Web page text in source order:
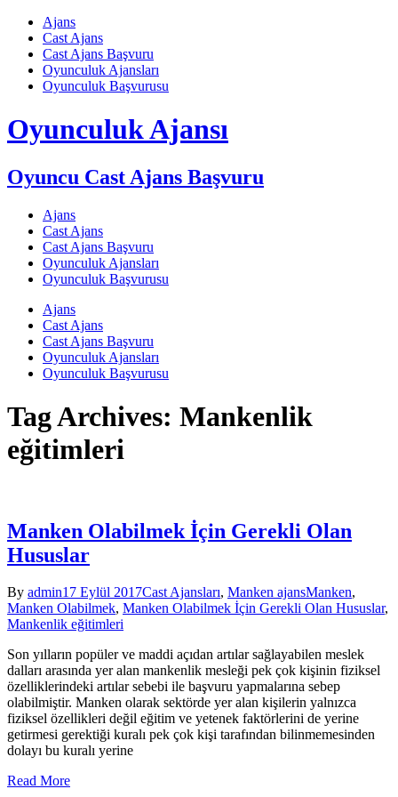
Skip
content
Ajans
Cast Ajans
Cast Ajans Başvuru
Oyunculuk Ajansları
Oyunculuk Başvurusu
Oyunculuk Ajansı
Oyuncu Cast Ajans Başvuru
Ajans
Cast Ajans
Cast Ajans Başvuru
Oyunculuk Ajansları
Oyunculuk Başvurusu
Ajans
Cast Ajans
Cast Ajans Başvuru
Oyunculuk Ajansları
Oyunculuk Başvurusu
Tag Archives: Mankenlik
eğitimleri
Manken Olabilmek İçin Gerekli Olan
Hususlar
By admin17 Eylül 2017Cast Ajansları, Manken ajansManken,
Manken Olabilmek, Manken Olabilmek İçin Gerekli Olan Hususlar,
Mankenlik eğitimleri
Son yılların popüler ve maddi açıdan artılar sağlayabilen meslek
dalları arasında yer alan mankenlik mesleği pek çok kişinin fiziksel
özelliklerindeki artılar sebebi ile başvuru yapmalarına sebep
olabilmiştir. Manken olarak sektörde yer alan kişilerin yalnızca
fiziksel özellikleri değil eğitim ve yetenek faktörlerini de yerine
getirmesi gerektiği kuralı pek çok kişi tarafından bilinmemesinden
dolayı bu kuralı yerine
Read More